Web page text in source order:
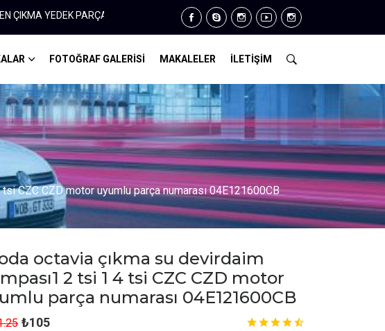
PARÇA 0312 386 34 14
FOTOĞRAF GALERİSİ MAKALELER İLETİŞİM
CZC CZD motor uyumlu parça numarası 04E121600CB
octavia çıkma su devirdaim
2 tsi 1 4 tsi CZC CZD motor
parça numarası 04E121600CB
₺105